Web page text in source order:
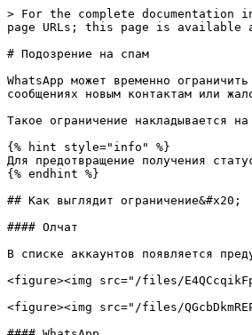
> For the complete
page URLs; this page is available
# Подозрение на спам
WhatsApp может временно
сообщениях новым контактам или
Такое ограничение накладывается
{% hint style="info" %}
Для предотвращение получения
{% endhint %}
## Как выглядит ограничение&#x20;
#### Олчат
В списке аккаунтов появляется
<figure><img src="/files/
<figure><img src="/files/